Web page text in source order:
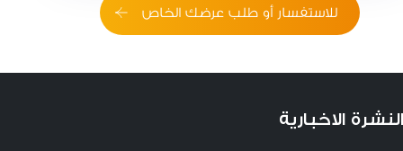
للاستفسار أو طلب عرضك الخاص
النشرة الاخبارية